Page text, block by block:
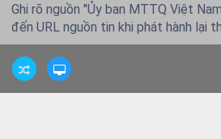
Ghi rõ nguồn "Ủy ban MTTQ Việt
đến URL nguồn tin khi phát hành lại